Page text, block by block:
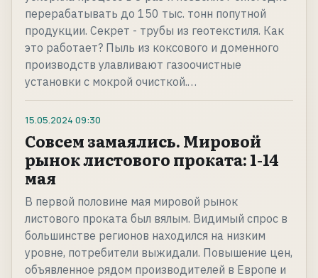
перерабатывать до 150 тыс. тонн попутной
продукции. Секрет - трубы из геотекстиля. Как
это работает? Пыль из коксового и доменного
производств улавливают газоочистные
установки с мокрой очисткой.…
15.05.2024 09:30
Совсем замаялись. Мировой
рынок листового проката: 1-14
мая
В первой половине мая мировой рынок
листового проката был вялым. Видимый спрос в
большинстве регионов находился на низким
уровне, потребители выжидали. Повышение цен,
объявленное рядом производителей в Европе и